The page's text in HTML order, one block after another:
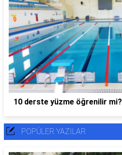
10 derste yüzme öğrenilir mi?
POPÜLER YAZILAR